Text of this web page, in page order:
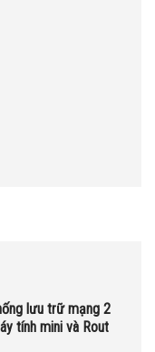
lưu trữ mạng 2
tính mini và Rout